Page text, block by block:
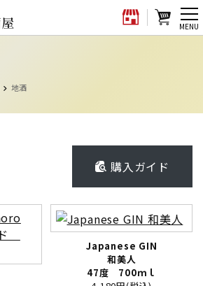
地酒
購入ガイド
Japanese GIN
和美人
47度 700ｍｌ
メ
MENU